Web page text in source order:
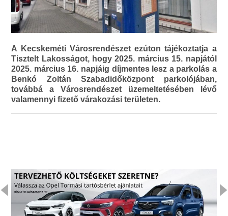
A Kecskeméti Városrendészet ezúton tájékoztatja a
Tisztelt Lakosságot, hogy 2025. március 15. napjától
2025. március 16. napjáig díjmentes lesz a parkolás a
Benkó Zoltán Szabadidőközpont parkolójában,
továbbá a Városrendészet üzemeltetésében lévő
valamennyi fizető várakozási területen.